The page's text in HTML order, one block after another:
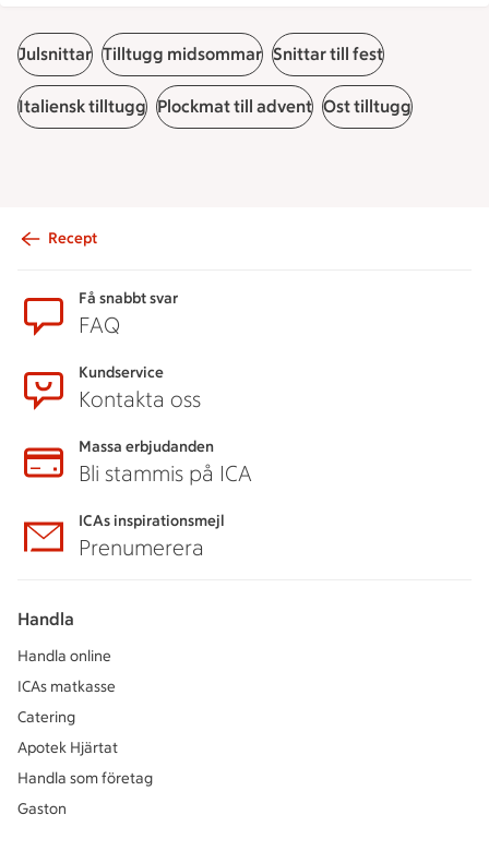
Julsnittar Tilltugg midsommar Snittar till fest
Italiensk tilltugg Plockmat till advent Ost tilltugg
Recept
Få snabbt svar
FAQ
Kundservice
Kontakta oss
Massa erbjudanden
Bli stammis på ICA
ICAs inspirationsmejl
Prenumerera
Handla
Handla online
ICAs matkasse
Catering
Apotek Hjärtat
Handla som företag
Gaston